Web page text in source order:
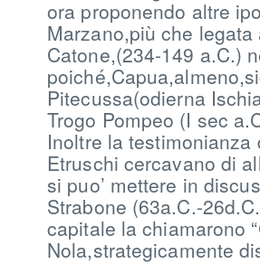
ora proponendo altre
Marzano,più che legata
Catone,(234-149 a.C.)
Pitecussa(odierna
Trogo Pompeo (I sec
Inoltre la
Etruschi cercavano di
si puo’ mettere in
Strabone (63a.C.-
capitale la chiamarono
Nola,strategicamente